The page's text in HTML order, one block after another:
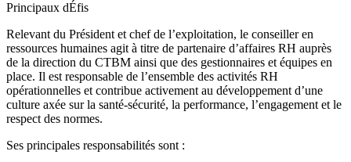
Principaux dÉfis
Relevant du Président et chef de l’exploitation, le conseiller en
ressources humaines agit à titre de partenaire d’affaires RH auprès
de la direction du CTBM ainsi que des gestionnaires et équipes en
place. Il est responsable de l’ensemble des activités RH
opérationnelles et contribue activement au développement d’une
culture axée sur la santé-sécurité, la performance, l’engagement et le
respect des normes.
Ses principales responsabilités sont :